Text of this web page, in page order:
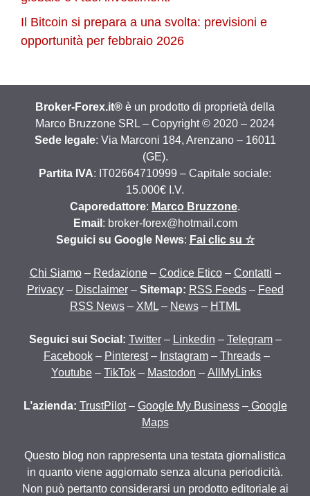
Il Bitcoin si prepara a una svolta: previsioni e
opportunità per febbraio 2026
Broker-Forex.it® è un prodotto di proprietà della
Marco Bruzzone SRL – Copyright © 2020 – 2024
Sede legale: Via Marconi 184, Arenzano – 16011
(GE).
Partita IVA: IT02664710999 – Capitale sociale:
15.000€ I.V.
Caporedattore: Marco Bruzzone.
Email : broker-forex@hotmail.com
Seguici su Google News: Fai clic su ☆
Chi Siamo– Redazione– Codice Etico– Contatti –
Privacy– Disclaimer– Sitemap: RSS Feeds– Feed
RSS News– XML– News– HTML
Seguici sui Social: Twitter– Linkedin – Telegram–
Facebook– Pinterest– Instagram– Threads–
Youtube – TikTok – Mastodon – AllMyLinks
L’azienda: TrustPilot– Google My Business– Google
Maps
Questo blog non rappresenta una testata giornalistica
in quanto viene aggiornato senza alcuna periodicità.
Non può pertanto considerarsi un prodotto editoriale ai